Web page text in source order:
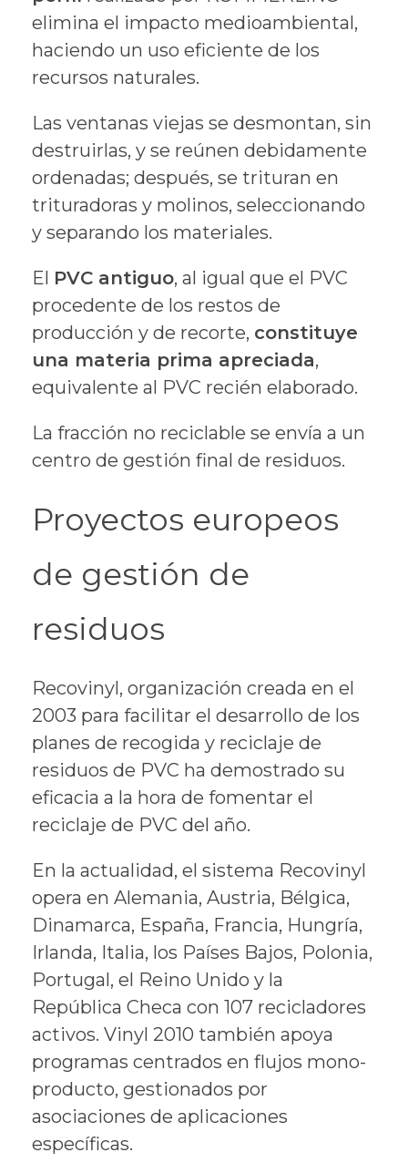
elimina el impacto medioambiental,
haciendo un uso eficiente de los
recursos naturales.
Las ventanas viejas se desmontan, sin
destruirlas, y se reúnen debidamente
ordenadas; después, se trituran en
trituradoras y molinos, seleccionando
y separando los materiales.
El PVC antiguo, al igual que el PVC
procedente de los restos de
producción y de recorte, constituye
una materia prima apreciada,
equivalente al PVC recién elaborado.
La fracción no reciclable se envía a un
centro de gestión final de residuos.
Proyectos europeos
de gestión de
residuos
Recovinyl, organización creada en el
2003 para facilitar el desarrollo de los
planes de recogida y reciclaje de
residuos de PVC ha demostrado su
eficacia a la hora de fomentar el
reciclaje de PVC del año.
En la actualidad, el sistema Recovinyl
opera en Alemania, Austria, Bélgica,
Dinamarca, España, Francia, Hungría,
Irlanda, Italia, los Países Bajos, Polonia,
Portugal, el Reino Unido y la
República Checa con 107 recicladores
activos. Vinyl 2010 también apoya
programas centrados en flujos mono-
producto, gestionados por
asociaciones de aplicaciones
específicas.